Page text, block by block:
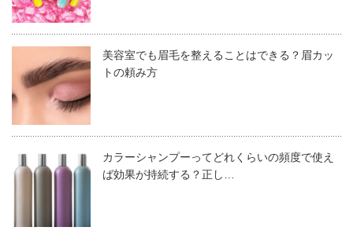
ヘアバームのセット力とキープ力
ハードワックスほどはセット力、キープ力は強くはありま
せんが、ある程度まとめる力はあります。外はねスタイル
の毛先や、まとめ髪のパラパラ落ちるような毛は、ヘアバ
ームでもしっかりとまとまりますので大丈夫です。
商品番号 109356
kokobuy ザ・プロダクト ヘアワックス
美容室でも眉毛を整えることはできる？眉カッ
トの頼み方
カラーシャンプーってどれくらいの頻度で使え
ば効果が持続する？正し…